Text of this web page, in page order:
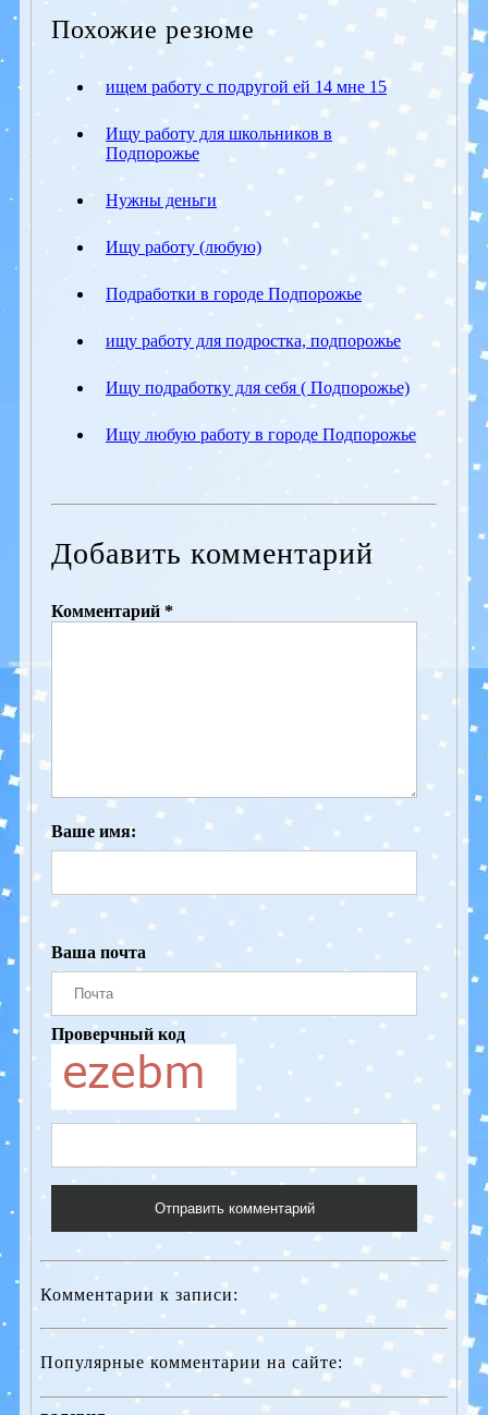
Похожие резюме
ищем работу с подругой ей 14 мне 15
Ищу работу для школьников в
Подпорожье
Нужны деньги
Ищу работу (любую)
Подработки в городе Подпорожье
ищу работу для подростка, подпорожье
Ищу подработку для себя ( Подпорожье)
Ищу любую работу в городе Подпорожье
Добавить комментарий
Комментарий *
Ваше имя:
Ваша почта
Проверчный код
Отправить комментарий
Комментарии к записи:
Популярные комментарии на сайте: